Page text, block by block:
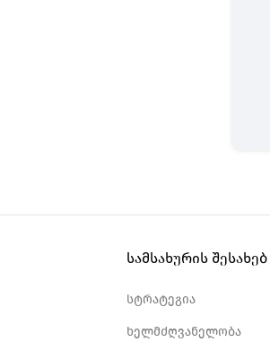
სამსახურის შესახებ
სტრატეგია
ხელმძღვანელობა